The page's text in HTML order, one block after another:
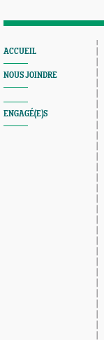
ACCUEIL
NOUS JOINDRE
ENGAGÉ(E)S